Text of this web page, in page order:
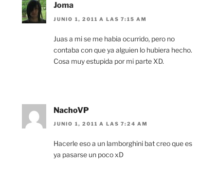
Joma
JUNIO 1, 2011 A LAS 7:15 AM
Juas a mi se me habia ocurrido, pero no
contaba con que ya alguien lo hubiera hecho.
Cosa muy estupida por mi parte XD.
NachoVP
JUNIO 1, 2011 A LAS 7:24 AM
Hacerle eso a un lamborghini bat creo que es
ya pasarse un poco xD